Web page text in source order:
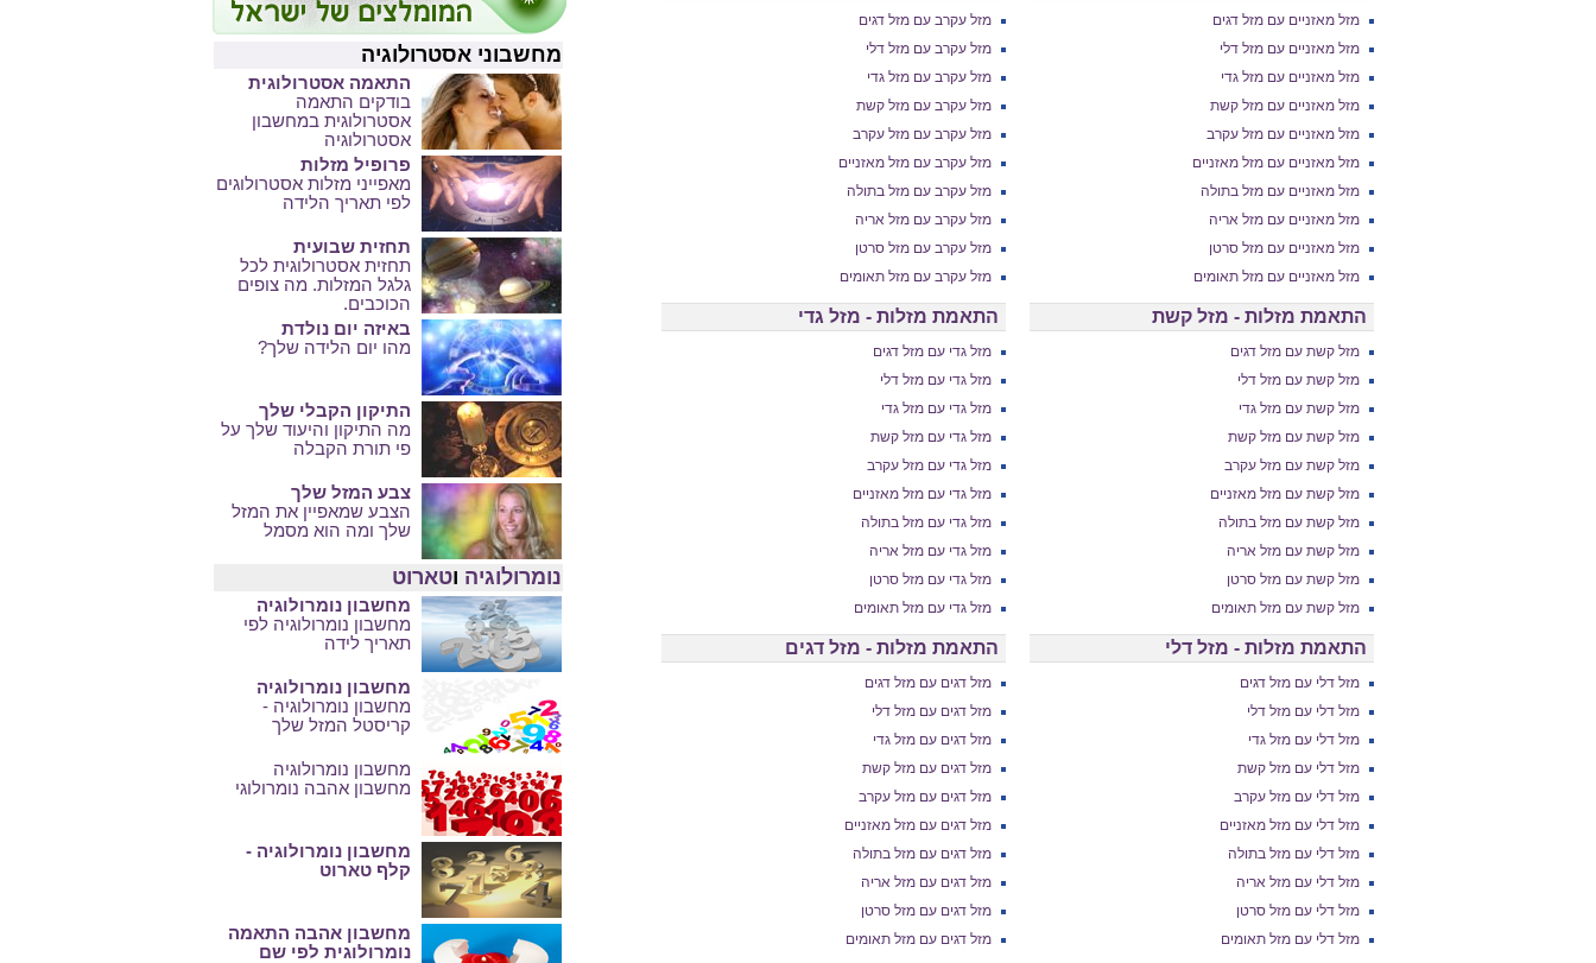
מזל מאזניים עם מזל דגים
מזל מאזניים עם מזל דלי
מזל מאזניים עם מזל גדי
מזל מאזניים עם מזל קשת
מזל מאזניים עם מזל עקרב
מזל מאזניים עם מזל מאזניים
מזל מאזניים עם מזל בתולה
מזל מאזניים עם מזל אריה
מזל מאזניים עם מזל סרטן
מזל מאזניים עם מזל תאומים
מזל עקרב עם מזל דגים
מזל עקרב עם מזל דלי
מזל עקרב עם מזל גדי
מזל עקרב עם מזל קשת
מזל עקרב עם מזל עקרב
מזל עקרב עם מזל מאזניים
מזל עקרב עם מזל בתולה
מזל עקרב עם מזל אריה
מזל עקרב עם מזל סרטן
מזל עקרב עם מזל תאומים
התאמת מזלות - מזל קשת
מזל קשת עם מזל דגים
מזל קשת עם מזל דלי
מזל קשת עם מזל גדי
מזל קשת עם מזל קשת
מזל קשת עם מזל עקרב
מזל קשת עם מזל מאזניים
מזל קשת עם מזל בתולה
מזל קשת עם מזל אריה
מזל קשת עם מזל סרטן
מזל קשת עם מזל תאומים
התאמת מזלות - מזל גדי
מזל גדי עם מזל דגים
מזל גדי עם מזל דלי
מזל גדי עם מזל גדי
מזל גדי עם מזל קשת
מזל גדי עם מזל עקרב
מזל גדי עם מזל מאזניים
מזל גדי עם מזל בתולה
מזל גדי עם מזל אריה
מזל גדי עם מזל סרטן
מזל גדי עם מזל תאומים
התאמת מזלות - מזל דלי
מזל דלי עם מזל דגים
מזל דלי עם מזל דלי
מזל דלי עם מזל גדי
מזל דלי עם מזל קשת
מזל דלי עם מזל עקרב
מזל דלי עם מזל מאזניים
מזל דלי עם מזל בתולה
מזל דלי עם מזל אריה
מזל דלי עם מזל סרטן
מזל דלי עם מזל תאומים
התאמת מזלות - מזל דגים
מזל דגים עם מזל דגים
מזל דגים עם מזל דלי
מזל דגים עם מזל גדי
מזל דגים עם מזל קשת
מזל דגים עם מזל עקרב
מזל דגים עם מזל מאזניים
מזל דגים עם מזל בתולה
מזל דגים עם מזל אריה
מזל דגים עם מזל סרטן
מזל דגים עם מזל תאומים
מחשבוני אסטרולוגיה
התאמה אסטרולוגית
בודקים התאמה
אסטרולוגית במחשבון
אסטרולוגיה
פרופיל מזלות
מאפייני מזלות אסטרולוגים
לפי תאריך הלידה
תחזית שבועית
תחזית אסטרולוגית לכל
גלגל המזלות. מה צופים
הכוכבים.
באיזה יום נולדת
מהו יום הלידה שלך?
התיקון הקבלי שלך
מה התיקון והיעוד שלך על
פי תורת הקבלה
צבע המזל שלך
הצבע שמאפיין את המזל
שלך ומה הוא מסמל
נומרולוגיה וטארוט
מחשבון נומרולוגיה
מחשבון נומרולוגיה לפי
תאריך לידה
מחשבון נומרולוגיה
מחשבון נומרולוגיה -
קריסטל המזל שלך
מחשבון נומרולוגיה
מחשבון אהבה נומרולוגי
מחשבון נומרולוגיה -
קלף טארוט
מחשבון אהבה התאמה
נומרולוגית לפי שם